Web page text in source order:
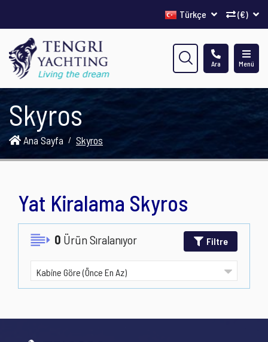
(€)
Türkçe
Menü
Ara
Skyros
Ana Sayfa Skyros
Yat Kiralama Skyros
0 Ürün Sıralanıyor Filtre